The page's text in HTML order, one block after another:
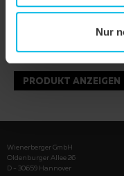
Nur
PRODUKT ANZEIGEN
Wienerberger GmbH
Oldenburger Allee 26
D - 30659 Hannover